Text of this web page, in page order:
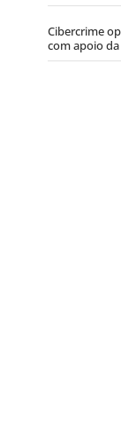
Cibercrime
com apoio da